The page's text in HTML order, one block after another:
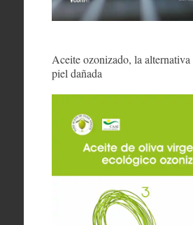
Aceite ozonizado, la alternativa
piel dañada